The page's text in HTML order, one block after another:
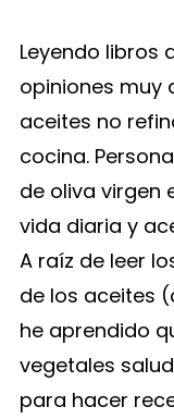
Leyendo libros
opiniones muy
aceites no
cocina.
de oliva virgen
vida diaria y
A raíz de leer
de los aceites
he aprendido
vegetales
para hacer